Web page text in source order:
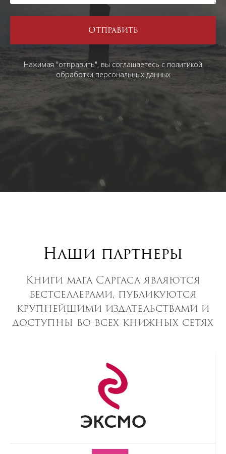
Отправить
Нажимая "отправить", вы соглашаетесь с политикой
обработки персональных данных
Наши партнеры
Книги мага Саргаса являются
бестселлерами, публикуются
крупнейшими издательствами и
доступны во всех книжных сетях